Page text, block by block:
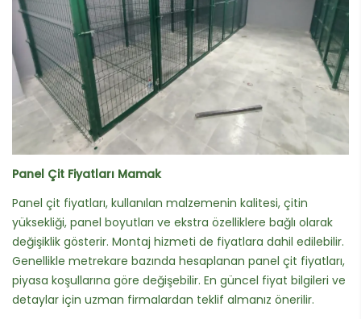
Panel Çit Fiyatları Mamak
Panel çit fiyatları, kullanılan malzemenin kalitesi, çitin
yüksekliği, panel boyutları ve ekstra özelliklere bağlı olarak
değişiklik gösterir. Montaj hizmeti de fiyatlara dahil edilebilir.
Genellikle metrekare bazında hesaplanan panel çit fiyatları,
piyasa koşullarına göre değişebilir. En güncel fiyat bilgileri ve
detaylar için uzman firmalardan teklif almanız önerilir.